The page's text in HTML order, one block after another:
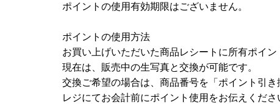
ポイントの使用有効期限はございません。
ポイントの使用方法
お買い上げいただいた商品レシートに所有ポイン
現在は、販売中の生写真と交換が可能です。
交換ご希望の場合は、商品番号を「ポイント引
レジにてお会計前にポイント使用をお伝えくださ